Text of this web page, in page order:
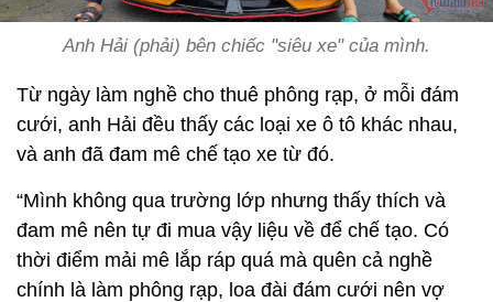
Anh Hải (phải) bên chiếc "siêu xe" của mình.
Từ ngày làm nghề cho thuê phông rạp, ở mỗi đám
cưới, anh Hải đều thấy các loại xe ô tô khác nhau,
và anh đã đam mê chế tạo xe từ đó.
“Mình không qua trường lớp nhưng thấy thích và
đam mê nên tự đi mua vậy liệu về để chế tạo. Có
thời điểm mải mê lắp ráp quá mà quên cả nghề
chính là làm phông rạp, loa đài đám cưới nên vợ